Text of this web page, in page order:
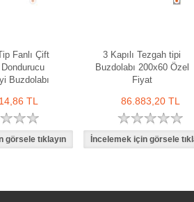
Fanlı Çift
Dondurucu
Buzdolabı
TL
3 Kapılı Tezgah tipi
Buzdolabı 200x60 Özel
Fiyat
86.883,20 TL